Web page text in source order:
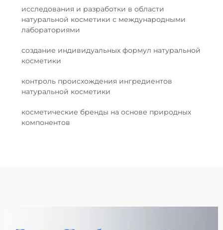
исследования и разработки в области
натуральной косметики с международными
лабораториями
создание индивидуальных формул натуральной
косметики
контроль происхождения ингредиентов
натуральной косметики
косметические бренды на основе природных
компонентов